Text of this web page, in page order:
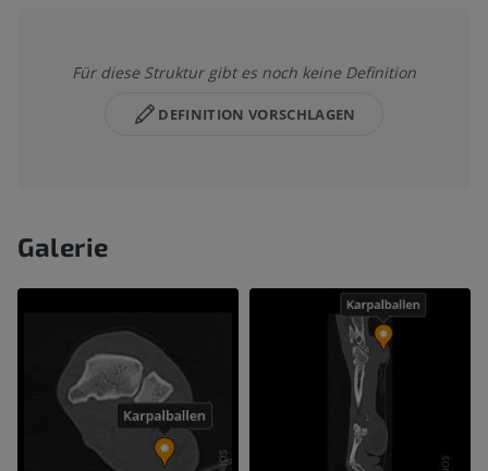
Für diese Struktur gibt es noch keine Definition
DEFINITION VORSCHLAGEN
Galerie